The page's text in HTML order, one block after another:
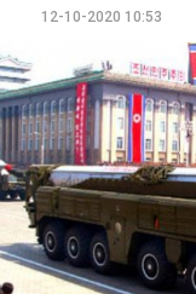
12-10-2020 10:53